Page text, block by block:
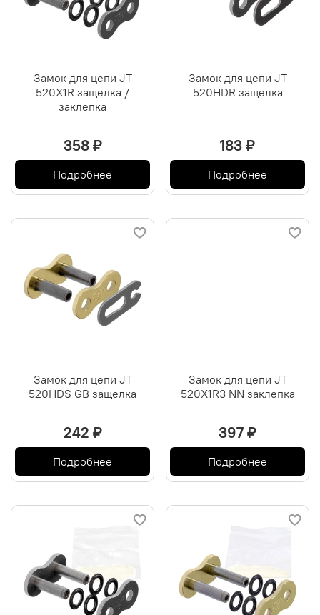
Замок для цепи JT
520X1R защелка /
заклепка
358 ₽
Подробнее
Замок для цепи JT
520HDR защелка
183 ₽
Подробнее
Замок для цепи JT
520HDS GB защелка
242 ₽
Подробнее
Замок для цепи JT
520X1R3 NN заклепка
397 ₽
Подробнее